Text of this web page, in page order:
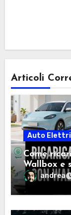
Articoli
Auto
Come
Wallbox e
scegliere
andrea